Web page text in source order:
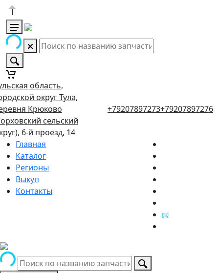
область,
округ Тула,
Крюково
сельский
6-й проезд, 14
+79207897273+79207897276
Главная
Каталог
Регионы
Выкуп
Контакты